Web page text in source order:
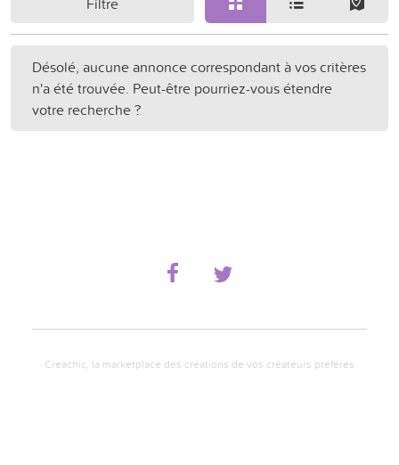
Désolé, aucune annonce correspondant à vos critères
n'a été trouvée. Peut-être pourriez-vous étendre
votre recherche ?
Creachic, la marketplace des créations de vos créateurs préférés